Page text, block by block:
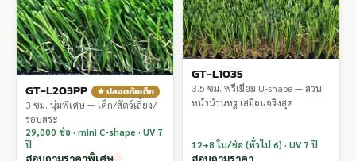
GT-L203PP
★ ปลอดภัยเด็ก
3 ซม. นุ่มพิเศษ — เด็ก/สัตว์เลี้ยง/
รอบสระ
29,000 ช่อ · mini C-shape · UV 7
ปี
สอบถามราคาพิเศษ
GT-L1035
3.5 ซม. พรีเมียม U-shape — สวน
หน้าบ้านหรู เสมือนจริงสุด
12+8 ใบ/ช่อ (ทั่วไป 6) · UV 7 ปี
สอบถามราคา